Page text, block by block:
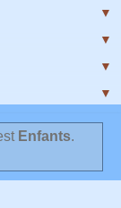
▼
▼
▼
▼
Enfants.